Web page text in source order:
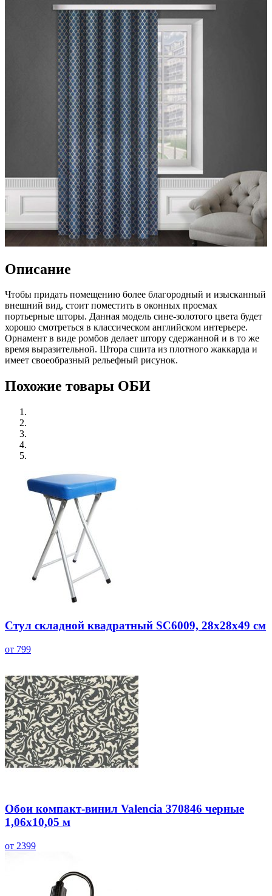
Описание
Чтобы придать помещению более благородный и изысканный
внешний вид, стоит поместить в оконных проемах
портьерные шторы. Данная модель сине-золотого цвета будет
хорошо смотреться в классическом английском интерьере.
Орнамент в виде ромбов делает штору сдержанной и в то же
время выразительной. Штора сшита из плотного жаккарда и
имеет своеобразный рельефный рисунок.
Похожие товары ОБИ
Стул складной квадратный SC6009, 28x28x49 см
от 799
Обои компакт-винил Valencia 370846 черные
1,06х10,05 м
от 2399